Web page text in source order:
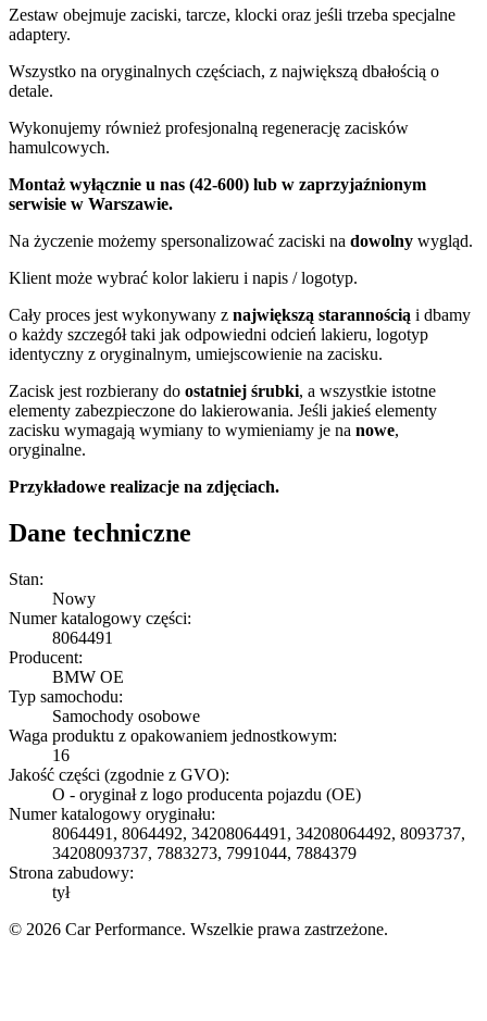
Zestaw obejmuje zaciski, tarcze, klocki oraz jeśli trzeba specjalne
adaptery.
Wszystko na oryginalnych częściach, z największą dbałością o
detale.
Wykonujemy również profesjonalną regenerację zacisków
hamulcowych.
Montaż wyłącznie u nas (42-600) lub w zaprzyjaźnionym
serwisie w Warszawie.
Na życzenie możemy spersonalizować zaciski na dowolny wygląd.
Klient może wybrać kolor lakieru i napis / logotyp.
Cały proces jest wykonywany z największą starannością i dbamy
o każdy szczegół taki jak odpowiedni odcień lakieru, logotyp
identyczny z oryginalnym, umiejscowienie na zacisku.
Zacisk jest rozbierany do ostatniej śrubki, a wszystkie istotne
elementy zabezpieczone do lakierowania. Jeśli jakieś elementy
zacisku wymagają wymiany to wymieniamy je na nowe,
oryginalne.
Przykładowe realizacje na zdjęciach.
Dane techniczne
Stan:
Nowy
Numer katalogowy części:
8064491
Producent:
BMW OE
Typ samochodu:
Samochody osobowe
Waga produktu z opakowaniem jednostkowym:
16
Jakość części (zgodnie z GVO):
O - oryginał z logo producenta pojazdu (OE)
Numer katalogowy oryginału:
8064491, 8064492, 34208064491, 34208064492, 8093737,
34208093737, 7883273, 7991044, 7884379
Strona zabudowy:
tył
© 2026 Car Performance. Wszelkie prawa zastrzeżone.